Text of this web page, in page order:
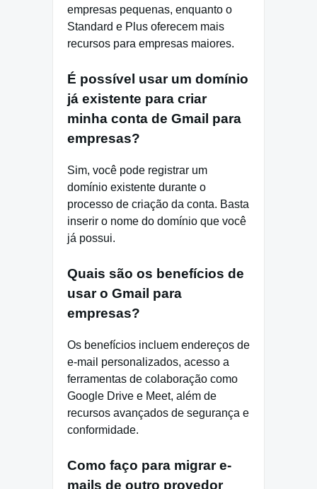
empresas pequenas, enquanto o
Standard e Plus oferecem mais
recursos para empresas maiores.
É possível usar um domínio
já existente para criar
minha conta de Gmail para
empresas?
Sim, você pode registrar um
domínio existente durante o
processo de criação da conta. Basta
inserir o nome do domínio que você
já possui.
Quais são os benefícios de
usar o Gmail para
empresas?
Os benefícios incluem endereços de
e-mail personalizados, acesso a
ferramentas de colaboração como
Google Drive e Meet, além de
recursos avançados de segurança e
conformidade.
Como faço para migrar e-
mails de outro provedor